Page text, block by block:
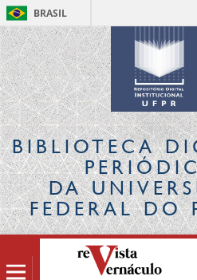
BRASIL
BIBLIOTECA
DA
FEDERAL DO